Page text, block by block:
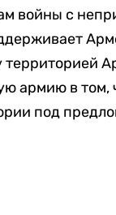
войны с
территорией
армию в том,
под